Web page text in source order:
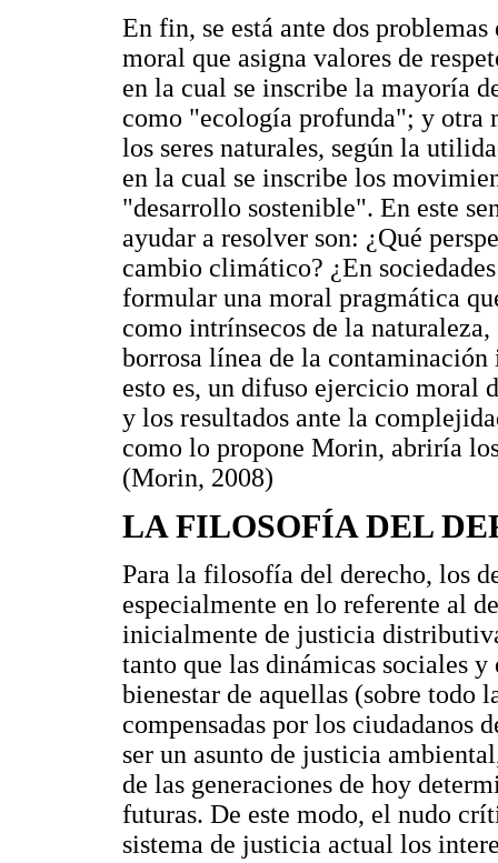
En fin, se está ante dos
moral que asigna valores de
en la cual se inscribe la mayoría
como "ecología profunda"; y otra
los seres naturales, según la
en la cual se inscribe los
"desarrollo sostenible". En este
ayudar a resolver son: ¿Qué
cambio climático? ¿En
formular una moral pragmática
como intrínsecos de la
borrosa línea de la
esto es, un difuso ejercicio moral
y los resultados ante la
como lo propone Morin, abriría
(Morin, 2008)
LA FILOSOFÍA DEL
Para la filosofía del derecho, los
especialmente en lo referente al
inicialmente de justicia
tanto que las dinámicas sociales
bienestar de aquellas (sobre todo
compensadas por los ciudadanos
ser un asunto de justicia
de las generaciones de hoy
futuras. De este modo, el nudo
sistema de justicia actual los